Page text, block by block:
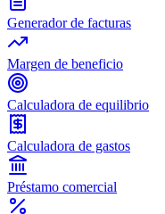
Generador de facturas
Margen de beneficio
Calculadora de equilibrio
Calculadora de gastos
Préstamo comercial